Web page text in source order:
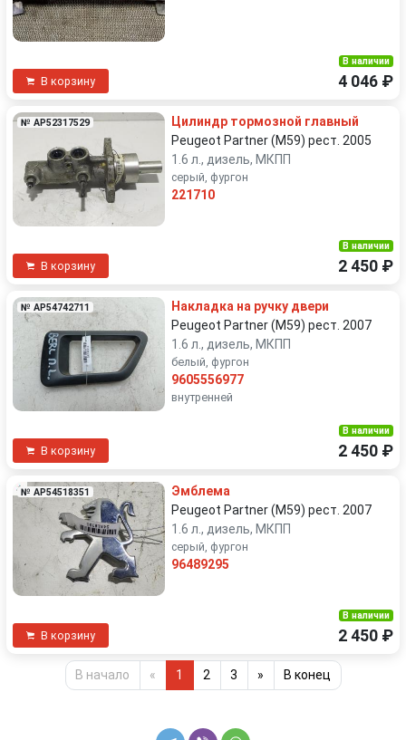
В корзину
В наличии
4 046 ₽
№ AP52317529
Цилиндр тормозной главный
Peugeot Partner (M59) рест. 2005
1.6 л., дизель, МКПП
серый, фургон
221710
В корзину
В наличии
2 450 ₽
№ AP54742711
Накладка на ручку двери
Peugeot Partner (M59) рест. 2007
1.6 л., дизель, МКПП
белый, фургон
9605556977
внутренней
В корзину
В наличии
2 450 ₽
№ AP54518351
Эмблема
Peugeot Partner (M59) рест. 2007
1.6 л., дизель, МКПП
серый, фургон
96489295
В корзину
В наличии
2 450 ₽
В начало « 1 2 3 » В конец